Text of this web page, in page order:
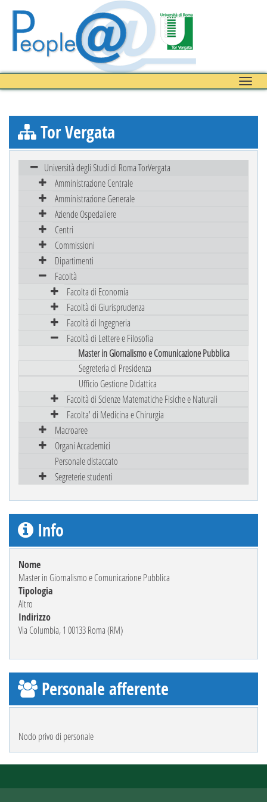
Toggle
Tor Vergata
Università degli Studi di Roma TorVergata
Amministrazione Centrale
Amministrazione Generale
Aziende Ospedaliere
Centri
Commissioni
Dipartimenti
Facoltà
Facolta di Economia
Facoltà di Giurisprudenza
Facoltà di Ingegneria
Facoltà di Lettere e Filosofia
Master in Giornalismo e Comunicazione Pubblica
Segreteria di Presidenza
Ufficio Gestione Didattica
Facoltà di Scienze Matematiche Fisiche e Naturali
Facolta' di Medicina e Chirurgia
Macroaree
Organi Accademici
Personale distaccato
Segreterie studenti
Info
Nome
Master in Giornalismo e Comunicazione Pubblica
Tipologia
Altro
Indirizzo
Via Columbia, 1 00133 Roma (RM)
Personale afferente
Nodo privo di personale